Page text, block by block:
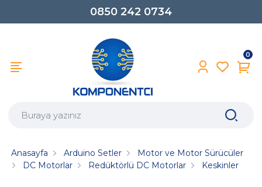
0850 242 0734
0
Anasayfa Arduino Setler
Motor ve Motor Sürücüler
DC Motorlar
Redüktörlü DC Motorlar Keskinler